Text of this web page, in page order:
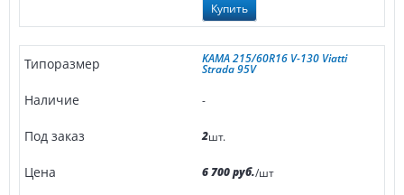
Купить
KAMA 215/60R16 V-130 Viatti
Strada 95V
-
2шт.
6 700 руб./шт